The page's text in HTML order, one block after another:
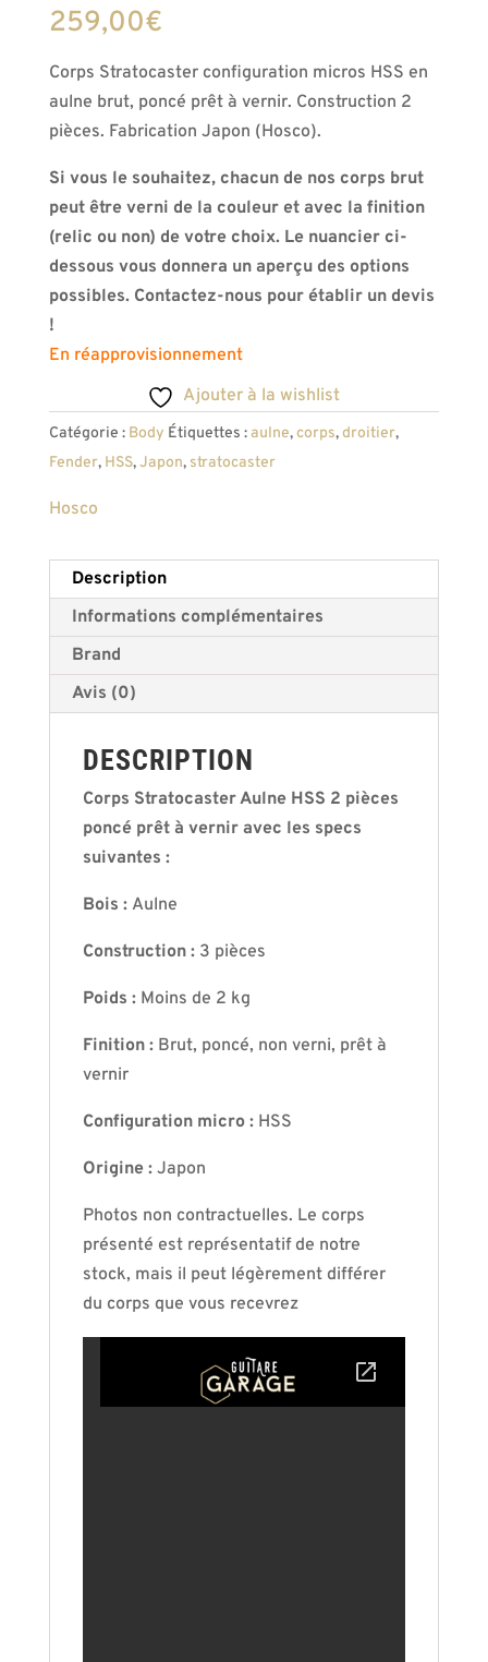
259,00€
Corps Stratocaster configuration micros HSS en
aulne brut, poncé prêt à vernir. Construction 2
pièces. Fabrication Japon (Hosco).
Si vous le souhaitez, chacun de nos corps brut
peut être verni de la couleur et avec la finition
(relic ou non) de votre choix. Le nuancier ci-
dessous vous donnera un aperçu des options
possibles. Contactez-nous pour établir un devis
!
En réapprovisionnement
Ajouter à la wishlist
Catégorie : Body Étiquettes :aulne,corps,droitier,
Fender, HSS,Japon, stratocaster
Hosco
Description
Informations complémentaires
Brand
Avis (0)
DESCRIPTION
Corps Stratocaster Aulne HSS 2 pièces
poncé prêt à vernir avec les specs
suivantes :
Bois : Aulne
Construction :3 pièces
Poids : Moins de 2 kg
Finition : Brut, poncé, non verni, prêt à
vernir
Configuration micro : HSS
Origine : Japon
Photos non contractuelles. Le corps
présenté est représentatif de notre
stock, mais il peut légèrement différer
du corps que vous recevrez